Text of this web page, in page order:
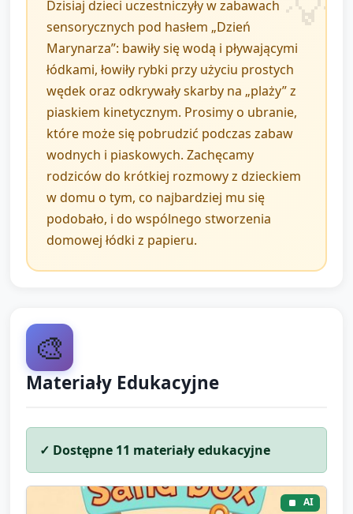
dziecko, aby krótko powiedziało (1–2 słowa) co
najbardziej mu się podobało: „łódka”, „rybka”,
„piasek”.
Podziękuj grupie za wspólną podróż „po morzu”,
możesz rozdać drobne naklejki z motywem morskim
jako pamiątkę.
Na koniec wykonaj krótkie wyciszenie: dzieci leżą
lub siedzą, zamykają oczy i słuchają dźwięków
morza (opiekun może cicho zaśpiewać lub użyć
nagrania) – kilka głębokich oddechów, potem
pożegnanie.
Dzisiaj dzieci uczestniczyły w zabawach
sensorycznych pod hasłem „Dzień
Marynarza”: bawiły się wodą i pływającymi
łódkami, łowiły rybki przy użyciu prostych
wędek oraz odkrywały skarby na „plaży” z
piaskiem kinetycznym. Prosimy o ubranie,
które może się pobrudzić podczas zabaw
wodnych i piaskowych. Zachęcamy
rodziców do krótkiej rozmowy z dzieckiem
w domu o tym, co najbardziej mu się
podobało, i do wspólnego stworzenia
domowej łódki z papieru.
🎨
Materiały Edukacyjne
✓ Dostępne 11 materiały edukacyjne
AI